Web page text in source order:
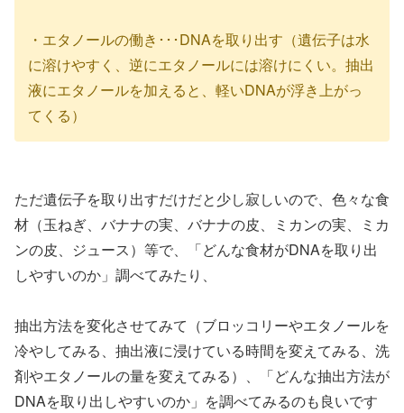
・エタノールの働き･･･DNAを取り出す（遺伝子は水
に溶けやすく、逆にエタノールには溶けにくい。抽出
液にエタノールを加えると、軽いDNAが浮き上がっ
てくる）
ただ遺伝子を取り出すだけだと少し寂しいので、色々な食
材（玉ねぎ、バナナの実、バナナの皮、ミカンの実、ミカ
ンの皮、ジュース）等で、「どんな食材がDNAを取り出
しやすいのか」調べてみたり、
抽出方法を変化させてみて（ブロッコリーやエタノールを
冷やしてみる、抽出液に浸けている時間を変えてみる、洗
剤やエタノールの量を変えてみる）、「どんな抽出方法が
DNAを取り出しやすいのか」を調べてみるのも良いです